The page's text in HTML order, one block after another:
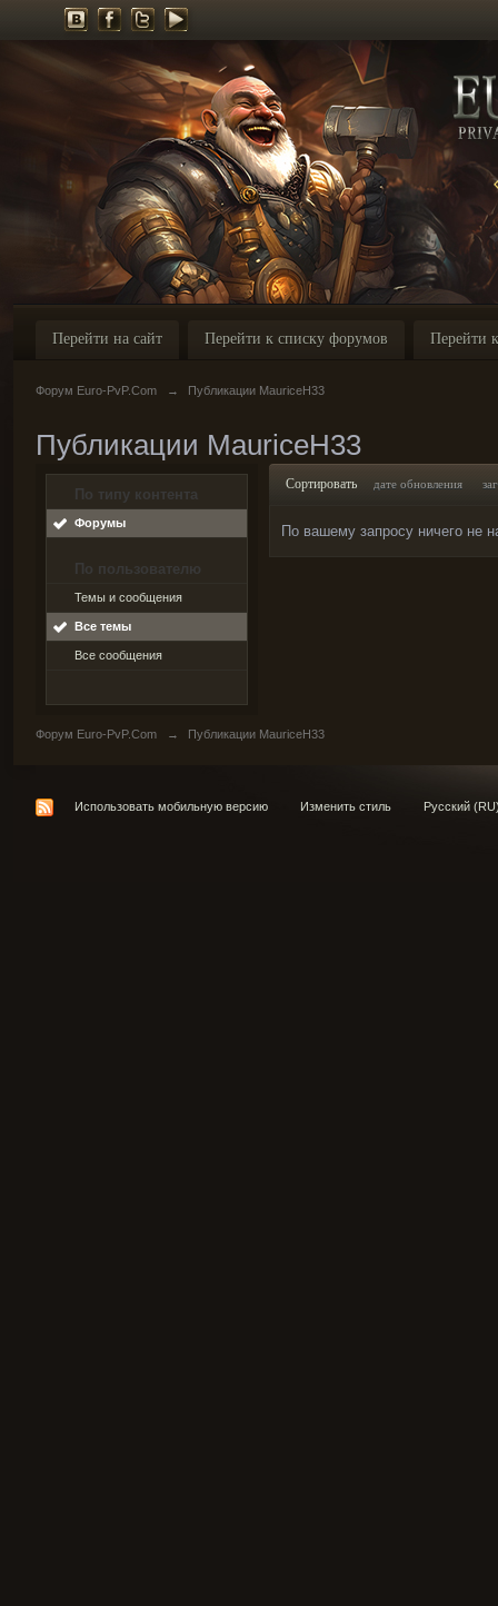
Перейти на сайт Перейти к списку форумов Перейти
Форум Euro-PvP.Com → Публикации MauriceH33
Публикации MauriceH33
По типу контента
Форумы
По пользователю
Темы и сообщения
Все темы
Все сообщения
Сортировать дате обновления
По вашему запросу ничего не
Форум Euro-PvP.Com → Публикации MauriceH33
Использовать мобильную версию Изменить стиль Русский